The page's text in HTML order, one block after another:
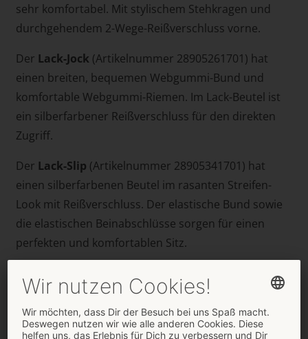
sehr komfortabel. Mit stylischem Stehkragen und
durchgehendem 2-Wege-Reißverschluss vorne.
Der Lack-Jock (Artikelnummer 28905261701) hat
einen breiten, bequemen Webgummi-Bund und
komfortable Webgummi-Riemen. Im Lack-Beutel ist
ein silberfarbener Reißverschluss für den direkten
Zugriff.
Der Lack-Slip (Artikelnummer 28905341701) hat
einen silberfarbenen Beutel im rasanten Streifen-
Look mit Reißverschluss. Der elastische Bund sowie
die elastischen Beinabschlüsse sorgen für einen
perfekten und komfortablen Sitz.
Die waschbare Glanz-Lack-Wear von Black Level wird
exklusiv im Hause ORION designt und überzeugt
durch ausgefallene Styles in formstabiler Stretch-
Qualität, die eine perfekte Passform und höchsten